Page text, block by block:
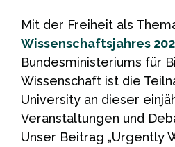
Mit der Freiheit als
Wissenschaftsjahres
Bundesministeriums für
Wissenschaft ist die
University an dieser
Veranstaltungen und
Unser Beitrag „Urgently